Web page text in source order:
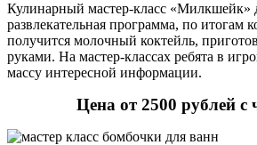
Кулинарный мастер-класс «Милкшейк»
развлекательная программа, по итогам
получится молочный коктейль,
руками. На мастер-классах ребята в
массу интересной информации.
Цена от 2500 рублей с